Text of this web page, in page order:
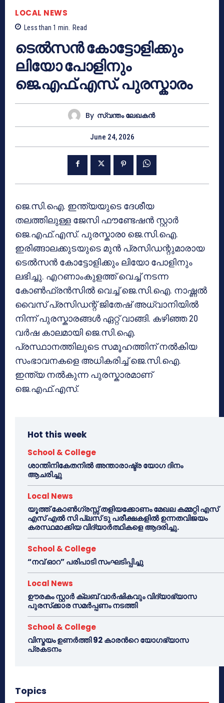
LOCAL NEWS
Less than 1 min. Read
ടെൽസൻ കോട്ടോളിക്കും
ലിയോ പോളിനും
ജെ.എഫ്.എസ്. പുരസ്കാരം
By സ്വന്തം ലേഖകന്‍
June 24, 2026
ജെ.സി.ഐ. ഇന്ത്യയുടെ ദേശീയ
തലത്തിലുള്ള ജേസി ഫൗണ്ടേഷൻ സ്റ്റാർ
ജെ.എഫ്.എസ്. പുരസ്കാരo ജെ.സി.ഐ.
ഇരിങ്ങാലക്കുടയുടെ മുൻ പ്രസിഡന്റുമാരായ
ടെൽസൻ കോട്ടോളിക്കും ലിയോ പോളിനും
ലഭിച്ചു. എറണാംകുളത്ത് വെച്ച് നടന്ന
കോൺഫ്രൻസിൽ വെച്ച് ജെ.സി.ഐ. നാഷ്ണൽ
വൈസ് പ്രസിഡന്റ് ജിതേഷ് അധ്വാനിയിൽ
നിന്ന് പുരസ്കാരങ്ങൾ ഏറ്റ് വാങ്ങി. കഴിഞ്ഞ 20
വർഷ കാലമായി ജെ.സി.ഐ.
പ്രസ്ഥാനത്തിലുടെ സമൂഹത്തിന് നൽകിയ
സംഭാവനകളെ അധികരിച്ച് ജെ.സി.ഐ.
ഇന്ത്യ നൽകുന്ന പുരസ്കാരമാണ്
ജെ.എഫ്.എസ്.
Hot this week
School & College
ശാന്തിനികേതനിൽ അന്താരാഷ്ട്ര യോഗ ദിനം
ആചരിച്ചു
Local News
യൂത്ത് കോൺഗ്രസ്സ് തളിയക്കോണം മേഖല കമ്മറ്റി എസ്
എസ് എൽ സി പ്ലസ് ടു പരീക്ഷകളിൽ ഉന്നതവിജയം
കരസ്ഥമാക്കിയ വിദ്യാർത്ഥികളെ ആദരിച്ചു.
School & College
“നവ് ഓറ” പരിപാടി സംഘടിപ്പിച്ചു
Local News
ഊരകം സ്റ്റാർ ക്ലബ് വാർഷികവും വിദ്യാഭ്യാസ
പുരസ്‌ക്കാര സമർപ്പണം നടത്തി
School & College
വിസ്മയം ഉണർത്തി 92 കാരൻറെ യോഗഭ്യാസ
പ്രകടനം
Topics